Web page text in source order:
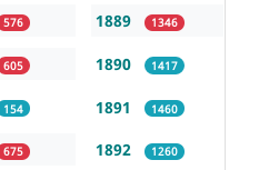
576
605
154
675
1889 1346
1890 1417
1891 1460
1892 1260